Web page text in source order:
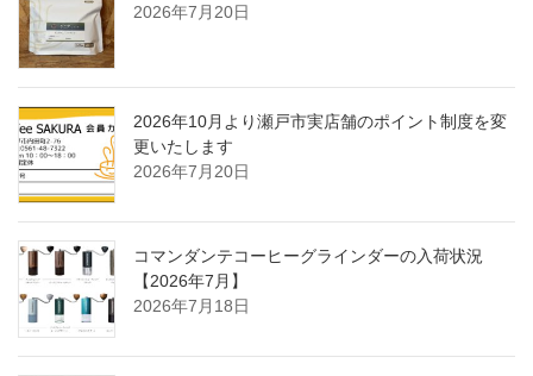
2026年7月20日
2026年10月より瀬戸市実店舗のポイント制度を変
更いたします
2026年7月20日
コマンダンテコーヒーグラインダーの入荷状況
【2026年7月】
2026年7月18日